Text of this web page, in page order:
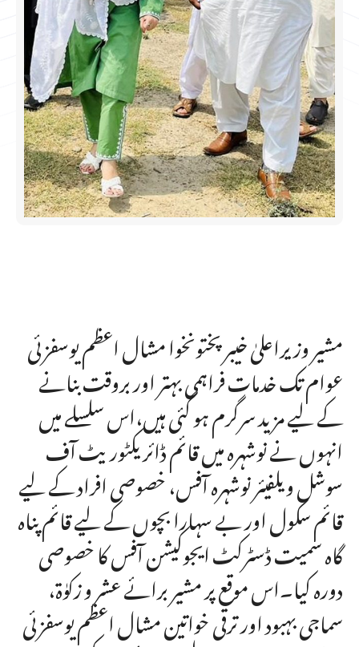
مشیر وزیراعلیٰ خیبرپختونخوا مشال اعظم یوسفزئی
عوام تک خدمات فراہمی بہتر اور بروقت بنانے
کے لیے مزید سرگرم ہو گئی ہیں،اس سلسلے میں
انہوں نے نوشہرہ میں قائم ڈائریکٹوریٹ آف
سوشل ویلفیئر نوشہرہ آفس، خصوصی افراد کے لیے
قائم سکول اور بے سہارا بچوں کے لیے قائم پناہ
گاہ سمیت ڈسٹرکٹ ایجوکیشن آفس کا خصوصی
دورہ کیا۔اس موقع پر مشیر برائے عشر و زکوٰۃ،
سماجی بہبود اور ترقی خواتین مشال اعظم یوسفزئی